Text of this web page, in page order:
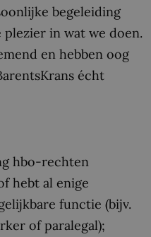
begeleiding
plezier in wat we doen.
en hebben oog
écht
hbo-rechten
hebt al enige
functie (bijv.
of paralegal);